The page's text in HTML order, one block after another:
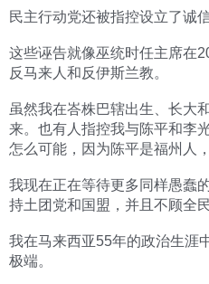
民主行动党还被指控设立了诚信
这些诬告就像巫统时任主席在
反马来人和反伊斯兰教。
虽然我在峇株巴辖出生、长大
来。也有人指控我与陈平和李
怎么可能，因为陈平是福州人
我现在正在等待更多同样愚
持土团党和国盟，并且不顾全
我在马来西亚55年的政治生涯
极端。